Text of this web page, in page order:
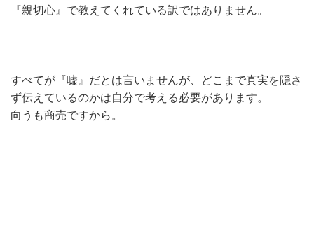
『親切心』で教えてくれている訳ではありません。
すべてが『嘘』だとは言いませんが、どこまで真実を隠さ
ず伝えているのかは自分で考える必要があります。
向うも商売ですから。